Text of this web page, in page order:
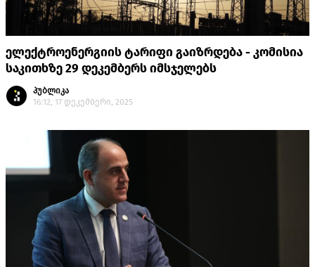
ელექტროენერგიის ტარიფი გაიზრდება - კომისია
საკითხზე 29 დეკემბერს იმსჯელებს
პუბლიკა
16:12, 17 დეკემბერი, 2025